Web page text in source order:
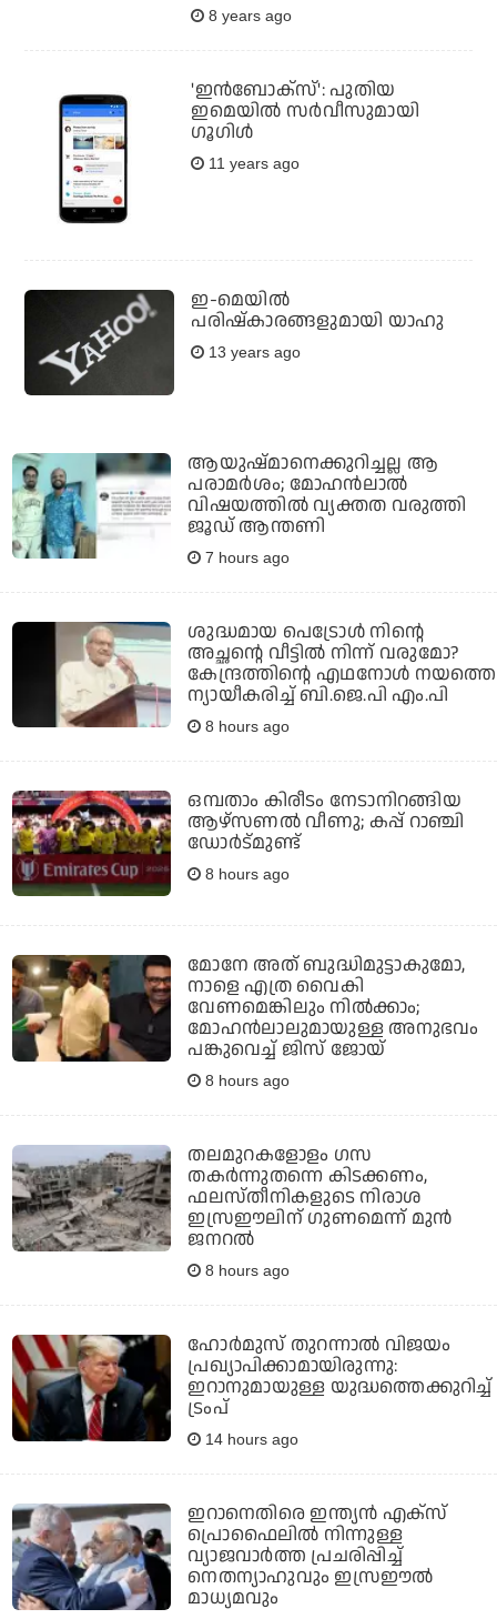
8 years ago
'ഇന്‍ബോക്‌സ്': പുതിയ
ഇമെയില്‍ സര്‍വീസുമായി
ഗൂഗിള്‍
11 years ago
ഇ-മെയില്‍
പരിഷ്‌കാരങ്ങളുമായി യാഹു
13 years ago
ആയുഷ്മാനെക്കുറിച്ചല്ല ആ
പരാമർശം; മോഹൻലാൽ
വിഷയത്തിൽ വ്യക്തത വരുത്തി
ജൂഡ് ആന്തണി
7 hours ago
ശുദ്ധമായ പെട്രോള്‍ നിന്റെ
അച്ഛന്റെ വീട്ടില്‍ നിന്ന് വരുമോ?
കേന്ദ്രത്തിന്റെ എഥനോള്‍ നയത്തെ
ന്യായീകരിച്ച് ബി.ജെ.പി എം.പി
8 hours ago
ഒമ്പതാം കിരീടം നേടാനിറങ്ങിയ
ആഴ്സണല്‍ വീണു; കപ്പ് റാഞ്ചി
ഡോര്‍ട്മുണ്ട്
8 hours ago
മോനേ അത് ബുദ്ധിമുട്ടാകുമോ,
നാളെ എത്ര വൈകി
വേണമെങ്കിലും നില്‍ക്കാം;
മോഹന്‍ലാലുമായുള്ള അനുഭവം
പങ്കുവെച്ച് ജിസ് ജോയ്
8 hours ago
തലമുറകളോളം ഗസ
തകര്‍ന്നുതന്നെ കിടക്കണം,
ഫലസ്തീനികളുടെ നിരാശ
ഇസ്രഈലിന് ഗുണമെന്ന് മുന്‍
ജനറല്‍
8 hours ago
ഹോര്‍മുസ് തുറന്നാല്‍ വിജയം
പ്രഖ്യാപിക്കാമായിരുന്നു:
ഇറാനുമായുള്ള യുദ്ധത്തെക്കുറിച്ച്
ട്രംപ്
14 hours ago
ഇറാനെതിരെ ഇന്ത്യന്‍ എക്‌സ്
പ്രൊഫൈലില്‍ നിന്നുള്ള
വ്യാജവാര്‍ത്ത പ്രചരിപ്പിച്ച്
നെതന്യാഹുവും ഇസ്രഈല്‍
മാധ്യമവും